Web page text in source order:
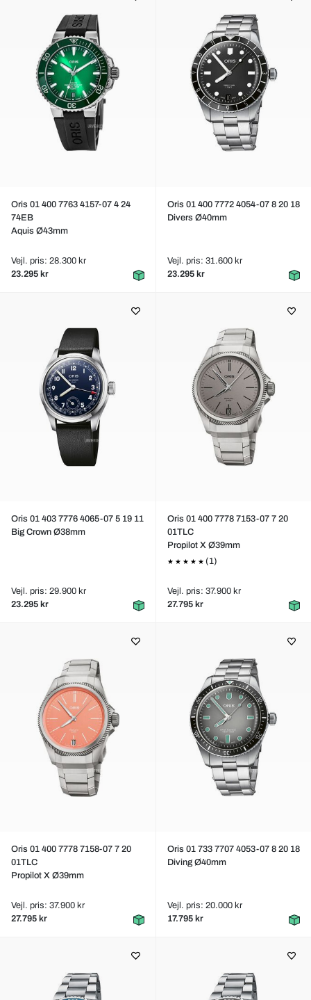
Oris 01 400 7763 4157-07 4 24
74EB
Aquis Ø43mm
Vejl. pris: 28.300 kr
23.295 kr
Oris 01 400 7772 4054-07 8 20 18
Divers Ø40mm
Vejl. pris: 31.600 kr
23.295 kr
Oris 01 403 7776 4065-07 5 19 11
Big Crown Ø38mm
Vejl. pris: 29.900 kr
23.295 kr
Oris 01 400 7778 7153-07 7 20
01TLC
Propilot X Ø39mm
(1)
Vejl. pris: 37.900 kr
27.795 kr
Oris 01 400 7778 7158-07 7 20
01TLC
Propilot X Ø39mm
Vejl. pris: 37.900 kr
27.795 kr
Oris 01 733 7707 4053-07 8 20 18
Diving Ø40mm
Vejl. pris: 20.000 kr
17.795 kr